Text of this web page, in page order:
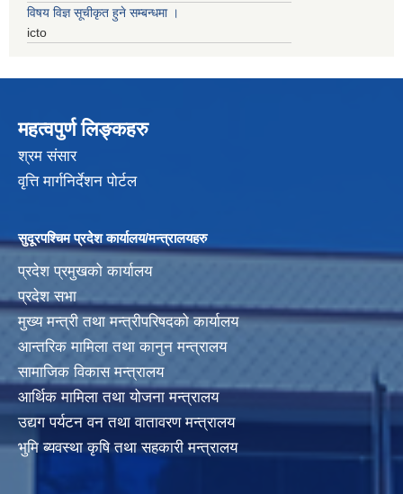
विषय विज्ञ सूचीकृत हुने सम्बन्धमा ।
icto
महत्वपुर्ण लिङ्कहरु
श्रम संसार
वृत्ति मार्गनिर्देशन पोर्टल
सुदूरपश्चिम प्रदेश कार्यालय/मन्त्रालयहरु
प्रदेश प्रमुखको कार्यालय
प्रदेश सभा
मुख्य मन्त्री तथा मन्त्रीपरिषदको कार्यालय
आन्तरिक मामिला तथा कानुन मन्त्रालय
सामाजिक विकास मन्त्रालय
आर्थिक मामिला तथा योजना मन्त्रालय
उद्यग पर्यटन वन तथा वातावरण मन्त्रालय
भुमि ब्यवस्था कृषि तथा सहकारी मन्त्रालय